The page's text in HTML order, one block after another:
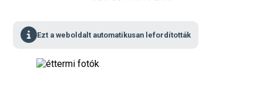
Ezt a weboldalt automatikusan lefordították